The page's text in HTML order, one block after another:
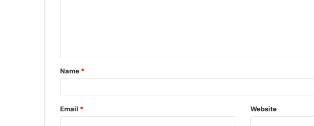
t
*
Name *
Email * Website